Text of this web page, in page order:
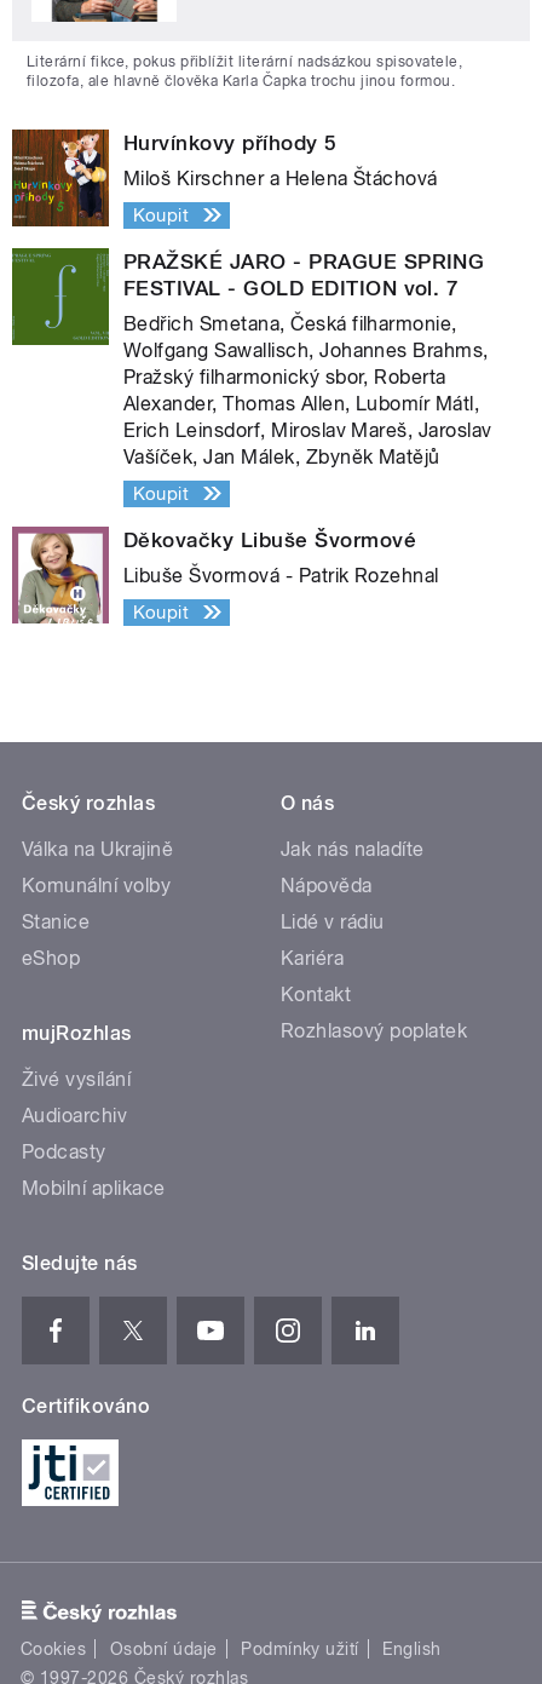
Literární fikce, pokus přiblížit literární nadsázkou spisovatele,
filozofa, ale hlavně člověka Karla Čapka trochu jinou formou.
Hurvínkovy příhody 5
Miloš Kirschner a Helena Štáchová
Koupit
PRAŽSKÉ JARO - PRAGUE SPRING
FESTIVAL - GOLD EDITION vol. 7
Bedřich Smetana, Česká filharmonie,
Wolfgang Sawallisch, Johannes Brahms,
Pražský filharmonický sbor, Roberta
Alexander, Thomas Allen, Lubomír Mátl,
Erich Leinsdorf, Miroslav Mareš, Jaroslav
Vašíček, Jan Málek, Zbyněk Matějů
Koupit
Děkovačky Libuše Švormové
Libuše Švormová - Patrik Rozehnal
Koupit
Český rozhlas
Válka na Ukrajině
Komunální volby
Stanice
eShop
mujRozhlas
Živé vysílání
Audioarchiv
Podcasty
Mobilní aplikace
O nás
Jak nás naladíte
Nápověda
Lidé v rádiu
Kariéra
Kontakt
Rozhlasový poplatek
Sledujte nás
Certifikováno
Cookies Osobní údaje Podmínky užití
English
© 1997-2026 Český rozhlas